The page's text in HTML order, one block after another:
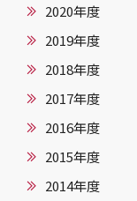
2020年度
2019年度
2018年度
2017年度
2016年度
2015年度
2014年度